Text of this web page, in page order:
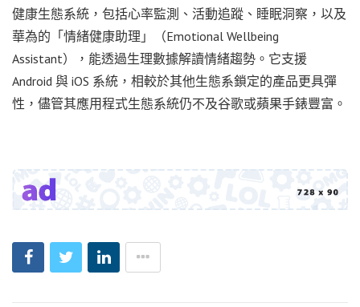
健康生態系統，包括心率監測、活動追蹤、睡眠洞察，以及
華為的「情緒健康助理」（Emotional Wellbeing
Assistant），能透過生理數據解讀情緒趨勢。它支援
Android 與 iOS 系統，相較於其他生態系鎖定的產品更具彈
性，儘管其應用程式生態系統仍不及谷歌或蘋果手錶豐富。